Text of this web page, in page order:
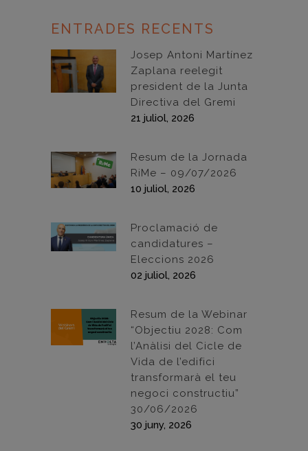
ENTRADES RECENTS
Josep Antoni Martínez
Zaplana reelegit
president de la Junta
Directiva del Gremi
21 juliol, 2026
Resum de la Jornada
RiMe – 09/07/2026
10 juliol, 2026
Proclamació de
candidatures –
Eleccions 2026
02 juliol, 2026
Resum de la Webinar
“Objectiu 2028: Com
l’Anàlisi del Cicle de
Vida de l’edifici
transformarà el teu
negoci constructiu”
30/06/2026
30 juny, 2026